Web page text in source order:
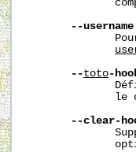
--username
--toto-
le
--clear-